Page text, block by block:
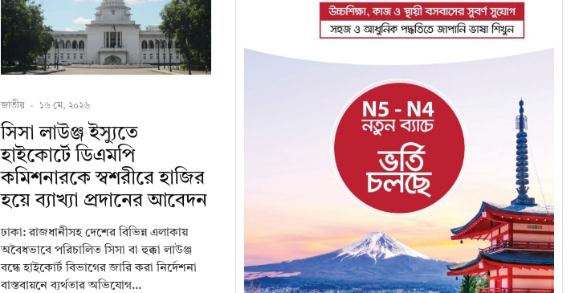
জাতীয় · ১৬ মে, ২০২৬
সিসা লাউঞ্জ ইস্যুতে
হাইকোর্টে ডিএমপি
কমিশনারকে স্বশরীরে হাজির
হয়ে ব্যাখ্যা প্রদানের আবেদন
ঢাকা: রাজধানীসহ দেশের বিভিন্ন এলাকায়
অবৈধভাবে পরিচালিত সিসা বা হুক্কা লাউঞ্জ
বন্ধে হাইকোর্ট বিভাগের জারি করা নির্দেশনা
বাস্তবায়নে ব্যর্থতার অভিযোগ...